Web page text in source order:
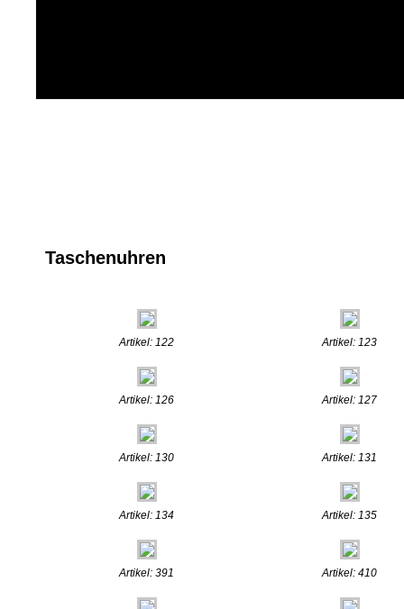
Taschenuhren
Artikel: 122 Artikel: 123
Artikel: 126 Artikel: 127
Artikel: 130 Artikel: 131
Artikel: 134 Artikel: 135
Artikel: 391 Artikel: 410